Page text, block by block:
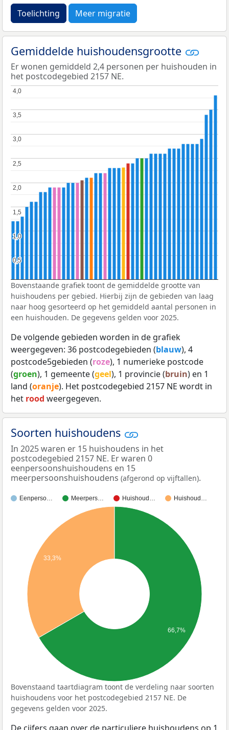
Toelichting Meer migratie
Gemiddelde huishoudensgrootte
Er wonen gemiddeld 2,4 personen per huishouden in
het postcodegebied 2157 NE.
0,5
0,5
1,0
1,0
1,5
1,5
2,0
2,0
2,5
2,5
3,0
3,0
3,5
3,5
4,0
4,0
Bovenstaande grafiek toont de gemiddelde grootte van
huishoudens per gebied. Hierbij zijn de gebieden van laag
naar hoog gesorteerd op het gemiddeld aantal personen in
een huishouden. De gegevens gelden voor 2025.
De volgende gebieden worden in de grafiek
weergegeven: 36 postcodegebieden (blauw), 4
postcode5gebieden (roze), 1 numerieke postcode
(groen), 1 gemeente (geel), 1 provincie (bruin) en 1
land (oranje). Het postcodegebied 2157 NE wordt in
het rood weergegeven.
Soorten huishoudens
In 2025 waren er 15 huishoudens in het
postcodegebied 2157 NE. Er waren 0
eenpersoonshuishoudens en 15
meerpersoonshuishoudens (afgerond op vijftallen).
Eenperso… Meerpers… Huishoud… Huishoud…
33,3%
66,7%
Bovenstaand taartdiagram toont de verdeling naar soorten
huishoudens voor het postcodegebied 2157 NE. De
gegevens gelden voor 2025.